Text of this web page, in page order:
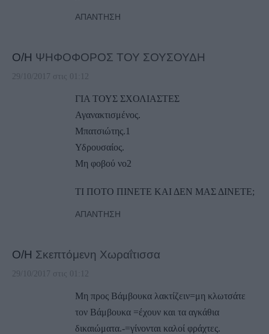
ΑΠΆΝΤΗΣΗ
Ο/Η ΨΗΦΟΦΟΡΟΣ ΤΟΥ ΣΟΥΣΟΥΔΗ
29/10/2017 στις 01:12
ΓΙΑ ΤΟΥΣ ΣΧΟΛΙΑΣΤΕΣ
Αγανακτισμένος.
Μπατσιώτης.1
Υδρουσαίος.
Μη φοβού νο2
ΤΙ ΠΟΤΟ ΠΙΝΕΤΕ ΚΑΙ ΔΕΝ ΜΑΣ ΔΙΝΕΤΕ;
ΑΠΆΝΤΗΣΗ
Ο/Η Σκεπτόμενη Χωραΐτισσα
29/10/2017 στις 01:12
Μη προς Βάμβουκα λακτίζειν=μη κλωτσάτε
τον Βάμβουκα =έχουν και τα αγκάθια
δικαιώματα.-=γίνονται καλοί φράχτες.